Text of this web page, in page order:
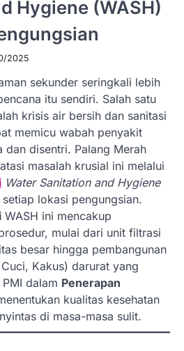
Hygiene (WASH)
2025
sekunder seringkali lebih
itu sendiri. Salah satu
krisis air bersih dan sanitasi
memicu wabah penyakit
dan disentri. Palang Merah
masalah krusial ini melalui
Water Sanitation and Hygiene
lokasi pengungsian.
WASH ini mencakup
mulai dari unit filtrasi
besar hingga pembangunan
Kakus) darurat yang
dalam Penerapan
kualitas kesehatan
di masa-masa sulit.